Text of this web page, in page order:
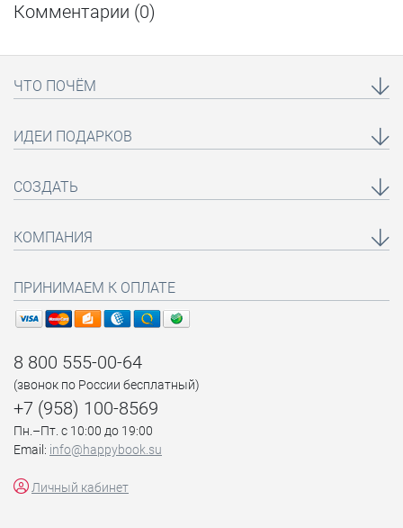
Комментарии (0)
ЧТО ПОЧЁМ
ИДЕИ ПОДАРКОВ
СОЗДАТЬ
КОМПАНИЯ
ПРИНИМАЕМ К ОПЛАТЕ
8 800 555-00-64
(звонок по России бесплатный)
+7 (958) 100-8569
Пн.–Пт. с 10:00 до 19:00
Email: info@happybook.su
Личный кабинет